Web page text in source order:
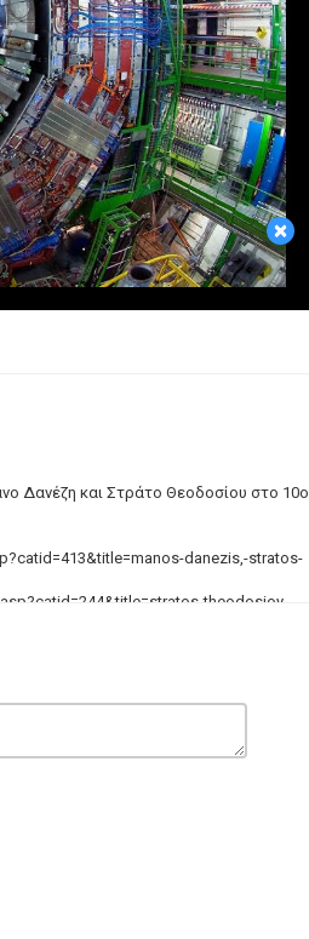
×
Δανέζη και Στράτο Θεοδοσίου στο 10ο
danezis,-stratos-
theodosioy,-